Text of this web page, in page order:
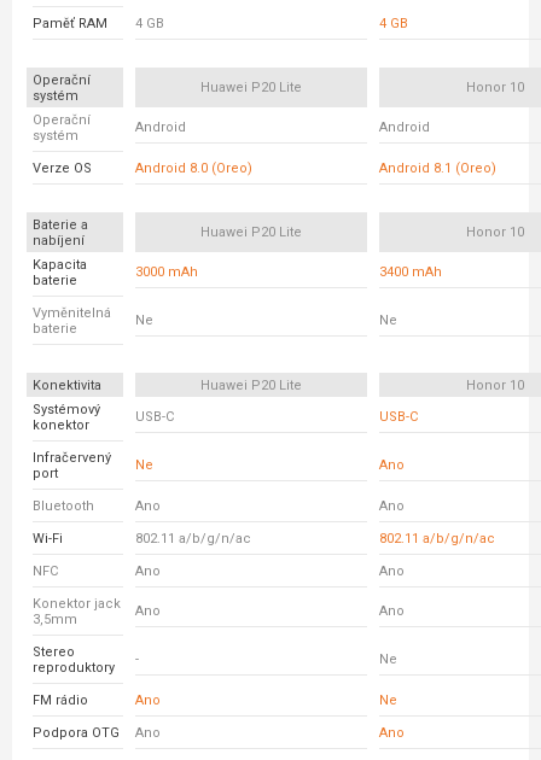
Paměť RAM 4 GB 4 GB
Operační
systém
Huawei P20 Lite Honor 10
Operační
systém
Android Android
Verze OS Android 8.0 (Oreo) Android 8.1 (Oreo)
Baterie a
nabíjení
Huawei P20 Lite Honor 10
Kapacita
baterie
3000 mAh 3400 mAh
Vyměnitelná
baterie
Ne Ne
Konektivita Huawei P20 Lite
Honor 10
Systémový
konektor
USB-C USB-C
Infračervený
port
Ne Ano
Bluetooth Ano Ano
Wi-Fi 802.11 a/b/g/n/ac 802.11 a/b/g/n/ac
NFC Ano Ano
Konektor jack
3,5mm
Ano Ano
Stereo
reproduktory
- Ne
FM rádio Ano Ne
Podpora OTG Ano Ano